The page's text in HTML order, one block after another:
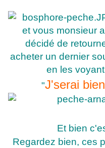
et vous monsieur
décidé de
acheter un dernier
en les
"J'serai
Et bien
Regardez bien, ces